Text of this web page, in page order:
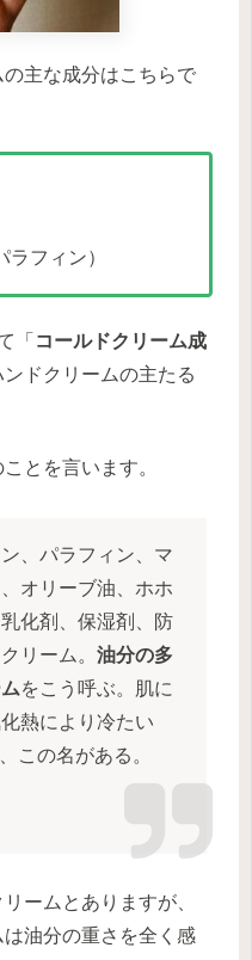
主な成分はこちらで
ラフィン）
「 コールドクリーム成
ドクリームの主たる
とを言います。
、パラフィン、マ
オリーブ油、ホホ
化剤、保湿剤、防
リーム。 油分の多
をこう呼ぶ。肌に
熱により冷たい
この名がある。
ームとありますが、
油分の重さを全く感